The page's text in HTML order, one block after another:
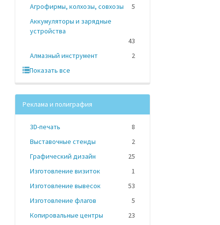
Агрофирмы, колхозы, совхозы
5
Аккумуляторы и зарядные
устройства
43
Алмазный инструмент
2
Показать все
Реклама и полиграфия
3D-печать
8
Выставочные стенды
2
Графический дизайн
25
Изготовление визиток
1
Изготовление вывесок
53
Изготовление флагов
5
Копировальные центры
23